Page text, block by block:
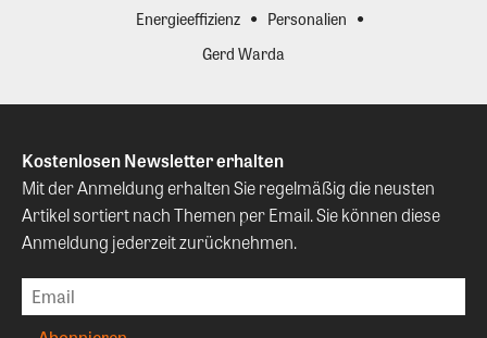
Energieeffizienz
Personalien
Gerd Warda
Kostenlosen Newsletter erhalten
Mit der Anmeldung erhalten Sie regelmäßig die neusten
Artikel sortiert nach Themen per Email. Sie können diese
Anmeldung jederzeit zurücknehmen.